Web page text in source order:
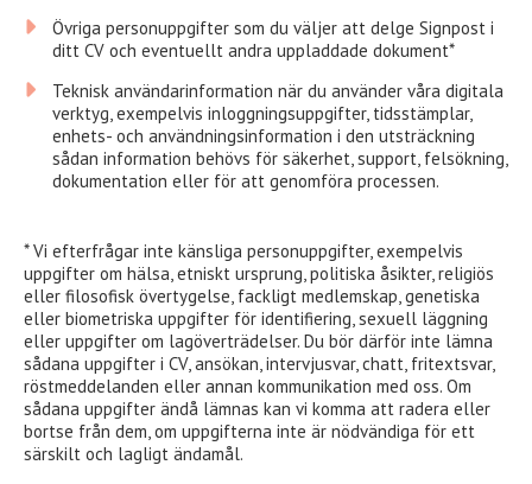
Övriga personuppgifter som du väljer att delge Signpost i
ditt CV och eventuellt andra uppladdade dokument*
Teknisk användarinformation när du använder våra digitala
verktyg, exempelvis inloggningsuppgifter, tidsstämplar,
enhets- och användningsinformation i den utsträckning
sådan information behövs för säkerhet, support, felsökning,
dokumentation eller för att genomföra processen.
* Vi efterfrågar inte känsliga personuppgifter, exempelvis
uppgifter om hälsa, etniskt ursprung, politiska åsikter, religiös
eller filosofisk övertygelse, fackligt medlemskap, genetiska
eller biometriska uppgifter för identifiering, sexuell läggning
eller uppgifter om lagöverträdelser. Du bör därför inte lämna
sådana uppgifter i CV, ansökan, intervjusvar, chatt, fritextsvar,
röstmeddelanden eller annan kommunikation med oss. Om
sådana uppgifter ändå lämnas kan vi komma att radera eller
bortse från dem, om uppgifterna inte är nödvändiga för ett
särskilt och lagligt ändamål.